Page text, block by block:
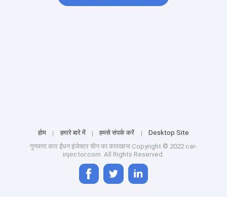
होम हमारे बारे में हमसे संपर्क करें
Desktop Site
गुणवत्ता कार ईंधन इंजेक्टर चीन का कारखाना.Copyright © 2022 car-
injector.com. All Rights Reserved.